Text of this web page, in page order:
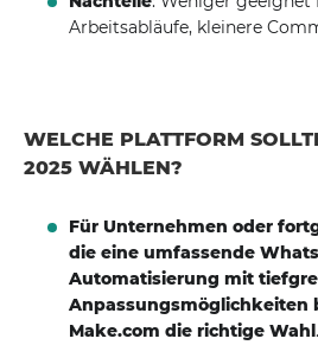
Arbeitsabläufe, kleinere
WELCHE PLATTFORM
2025 WÄHLEN?
Für Unternehmen oder
die eine umfassende
Automatisierung mit
Anpassungsmöglichkeiten
Make.com die richtige Wahl